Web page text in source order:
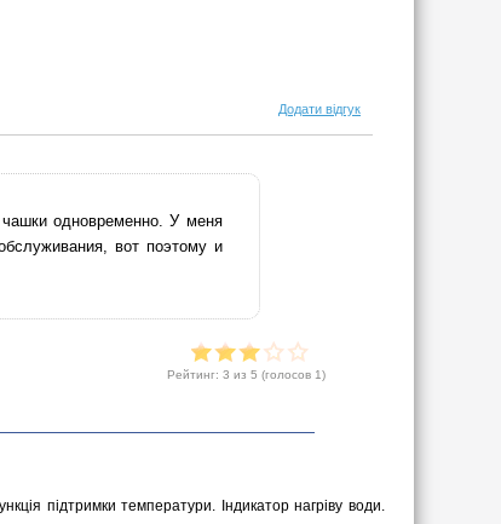
Додати відгук
одновременно. У меня
вот поэтому и
Рейтинг: 3 из 5 (голосов 1)
підтримки температури. Індикатор нагріву води.